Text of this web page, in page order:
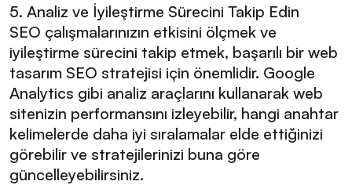
5. Analiz ve İyileştirme Sürecini Takip Edin
SEO çalışmalarınızın etkisini ölçmek ve
iyileştirme sürecini takip etmek, başarılı bir web
tasarım SEO stratejisi için önemlidir. Google
Analytics gibi analiz araçlarını kullanarak web
sitenizin performansını izleyebilir, hangi anahtar
kelimelerde daha iyi sıralamalar elde ettiğinizi
görebilir ve stratejilerinizi buna göre
güncelleyebilirsiniz.